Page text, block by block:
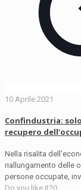
10 Aprile 2021
Confindustria:
recupero
Nella risalita
riallungamento delle
persone occupate,
Do you like it?0